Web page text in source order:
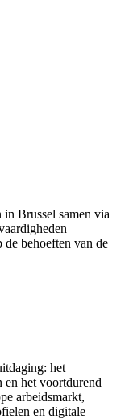
Brussel samen via
behoeften van de
het
en het voortdurend
arbeidsmarkt,
en digitale